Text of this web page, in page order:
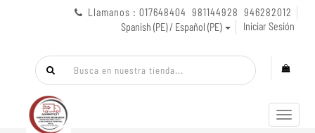
Llamanos : 017648404 981144928 946282012
Spanish (PE) / Español (PE)
Iniciar Sesión
Menú
de